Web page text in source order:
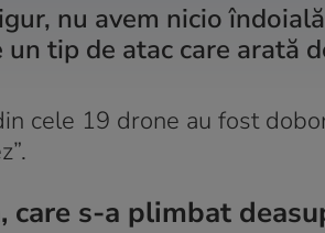
nu avem nicio
un tip de atac care arată
cele 19 drone au fost
care s-a plimbat